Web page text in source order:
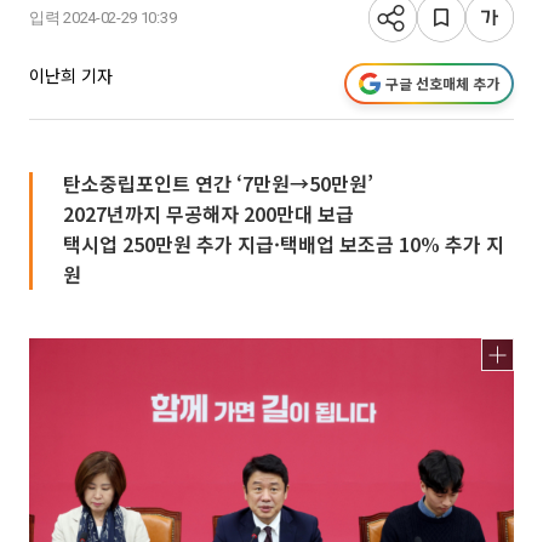
입력 2024-02-29 10:39
이난희 기자 구글 선호매체 추가
탄소중립포인트 연간 ‘7만원→50만원’
2027년까지 무공해자 200만대 보급
택시업 250만원 추가 지급·택배업 보조금 10% 추가 지
원